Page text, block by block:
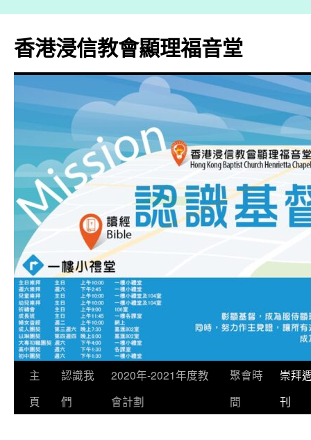
香港浸信教會顯理福音堂
主
頁
認識我
們
2020年-2021年度教
會計劃
聚會時
間
崇拜
刊